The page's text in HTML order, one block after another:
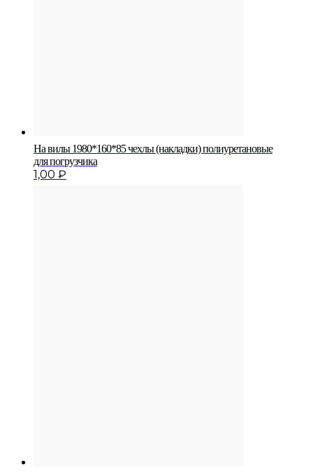
На вилы 1980*160*85 чехлы (накладки) полиуретановые
для погрузчика
1,00 ₽